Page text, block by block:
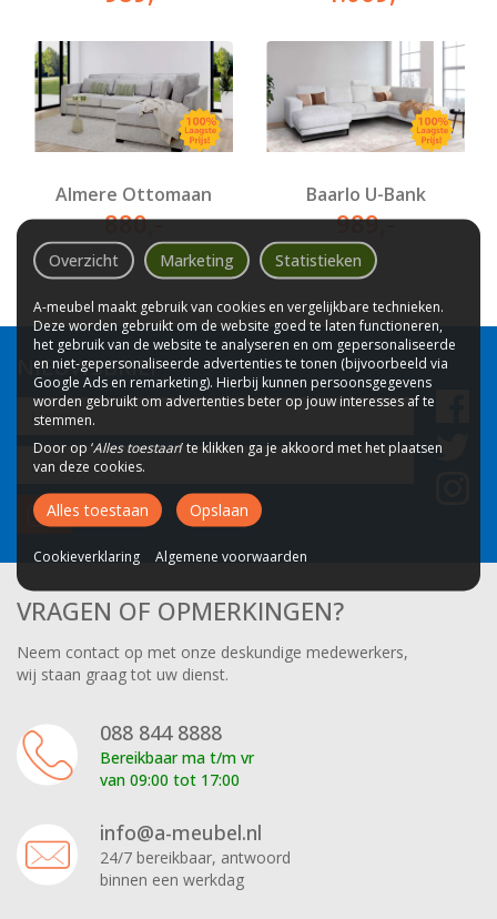
Almere Ottomaan
880,-
Baarlo U-Bank
989,-
NIEUWSBRIEF
Naam
Email
adres
VRAGEN OF OPMERKINGEN?
Neem contact op met onze deskundige medewerkers,
wij staan graag tot uw dienst.
088 844 8888
Bereikbaar ma t/m vr
van 09:00 tot 17:00
info@a-meubel.nl
24/7 bereikbaar, antwoord
binnen een werkdag
Overzicht Marketing Statistieken
A-meubel maakt gebruik van cookies en vergelijkbare technieken.
Deze worden gebruikt om de website goed te laten functioneren,
het gebruik van de website te analyseren en om gepersonaliseerde
en niet-gepersonaliseerde advertenties te tonen (bijvoorbeeld via
Google Ads en remarketing). Hierbij kunnen persoonsgegevens
worden gebruikt om advertenties beter op jouw interesses af te
stemmen.
Door op ‘Alles toestaan’ te klikken ga je akkoord met het plaatsen
van deze cookies.
Alles toestaan Opslaan
Cookieverklaring Algemene voorwaarden